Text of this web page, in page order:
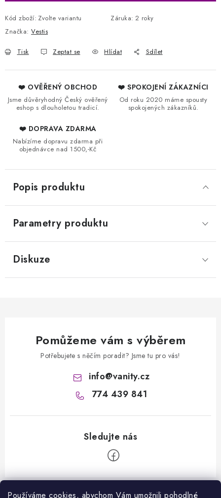
Používáme cookies, abychom Vám umožnili pohodlné
Kód zboží: Zvolte variantu Záruka: 2 roky
Značka: Vestis
Tisk Zeptat se Hlídat Sdílet
❤️ OVĚŘENÝ OBCHOD
Jsme důvěryhodný Český ověřený
eshop s dlouholetou tradicí.
❤️ SPOKOJENÍ ZÁKAZNÍCI
Od roku 2020 máme spousty
spokojených zákazníků.
❤️ DOPRAVA ZDARMA
Nabízíme dopravu zdarma při
objednávce nad 1500,-Kč
Popis produktu
Parametry produktu
Diskuze
Pomůžeme vám s výběrem
Potřebujete s něčím poradit? Jsme tu pro vás!
info@vanity.cz
774 439 841
Z